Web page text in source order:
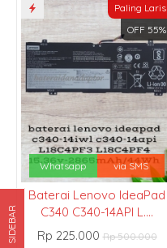
Paling Laris
OFF 55%
Whatsapp via SMS
Baterai Lenovo IdeaPad
C340 C340-14API L....
Rp 225.000Rp 500.000
SIDEBAR